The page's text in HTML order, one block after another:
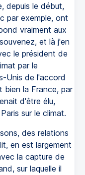
depuis le début,
par exemple, ont
vraiment aux
et là j'en
le président de
par le
Unis de l'accord
bien la France, par
d'être élu,
sur le climat.
des relations
en est largement
la capture de
sur laquelle il